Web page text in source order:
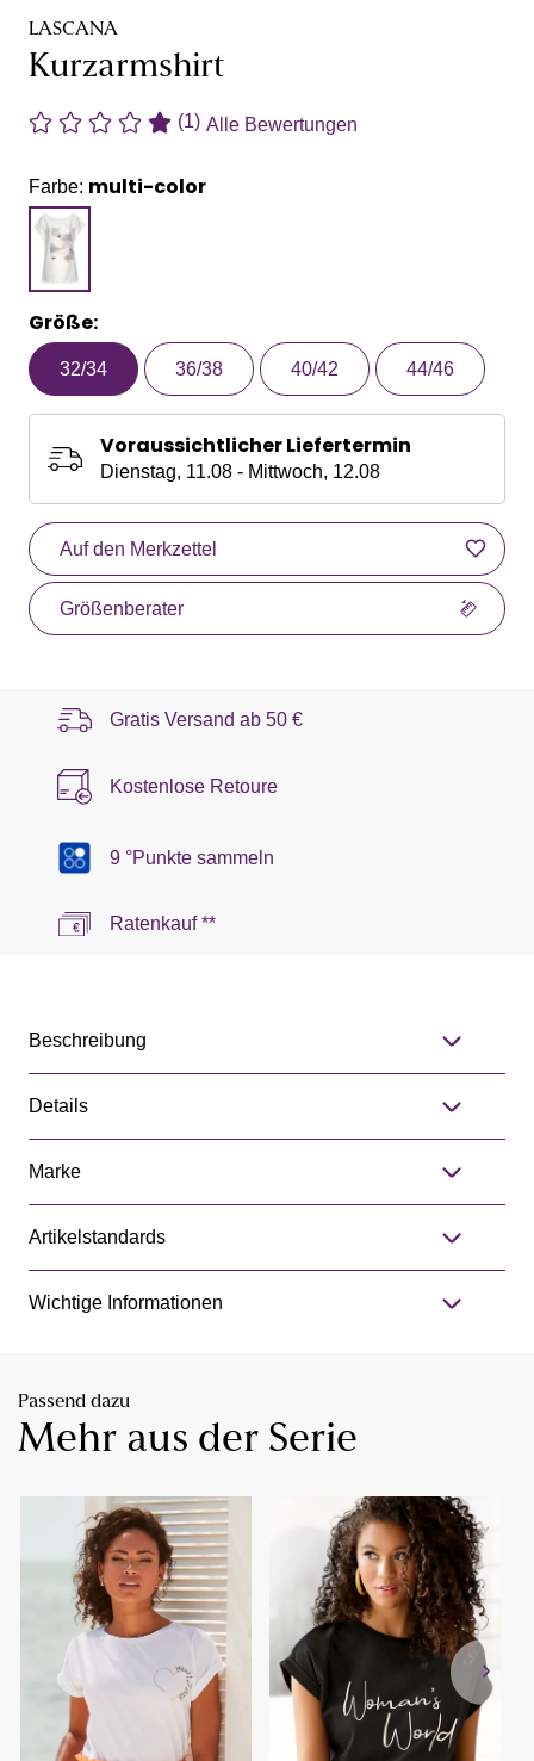
LASCANA
Kurzarmshirt
(1) Alle Bewertungen
Farbe: multi-color
Größe:
32/34 36/38 40/42 44/46
Voraussichtlicher Liefertermin
Dienstag, 11.08 - Mittwoch, 12.08
Auf den Merkzettel
Größenberater
Gratis Versand ab 50 €
Kostenlose Retoure
9 °Punkte sammeln
Ratenkauf **
Beschreibung
Details
Marke
Artikelstandards
Wichtige Informationen
Passend dazu
Mehr aus der Serie